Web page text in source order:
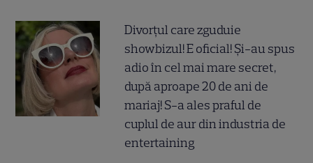
Divorțul care zguduie
showbizul! E oficial! Și-au spus
adio în cel mai mare secret,
după aproape 20 de ani de
mariaj! S-a ales praful de
cuplul de aur din industria de
entertaining